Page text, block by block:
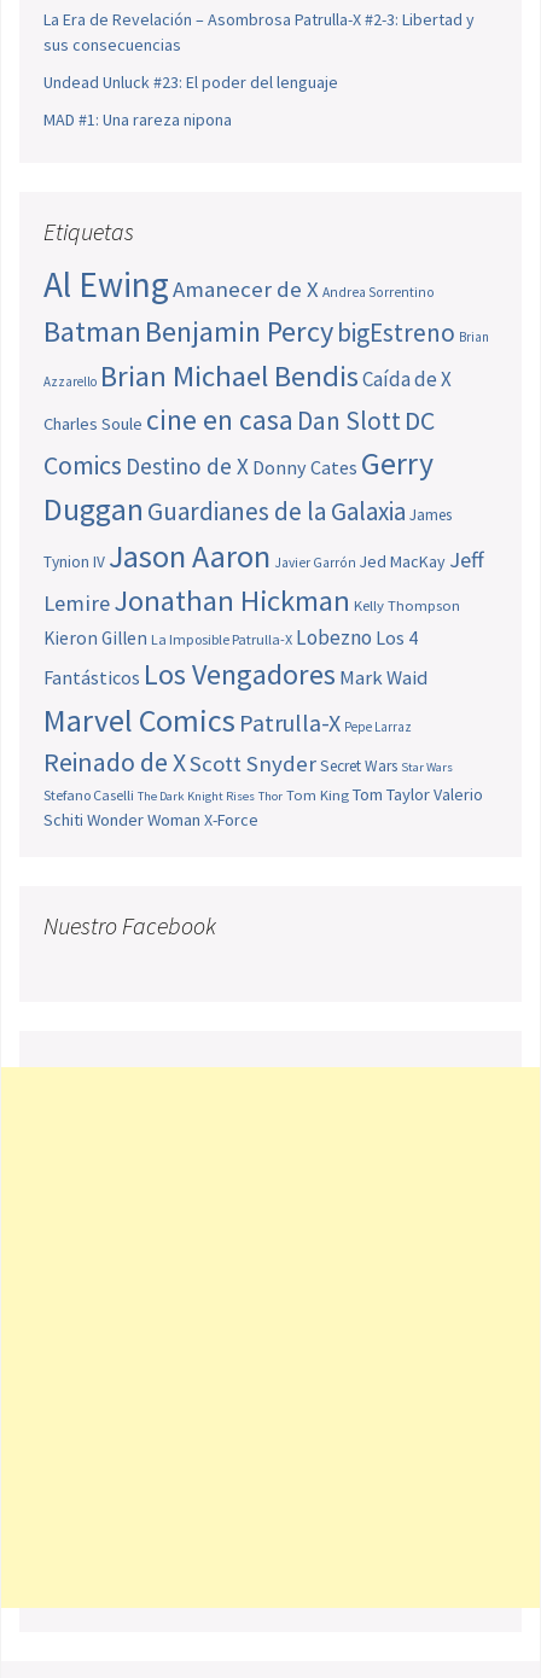
La Era de Revelación – Asombrosa Patrulla-X #2-3: Libertad y
sus consecuencias
Undead Unluck #23: El poder del lenguaje
MAD #1: Una rareza nipona
Etiquetas
Al EwingAmanecer de X Andrea Sorrentino
Batman Benjamin PercybigEstreno Brian
Azzarello Brian Michael BendisCaída de X
Charles Soule cine en casa Dan SlottDC
Comics Destino de X Donny Cates Gerry
Duggan Guardianes de la Galaxia James
Tynion IV Jason Aaron Javier Garrón Jed MacKay Jeff
LemireJonathan Hickman Kelly Thompson
Kieron Gillen La Imposible Patrulla-X Lobezno Los 4
Fantásticos Los Vengadores Mark Waid
Marvel Comics Patrulla-X Pepe Larraz
Reinado de XScott SnyderSecret Wars Star Wars
Stefano Caselli The Dark Knight Rises Thor Tom King Tom TaylorValerio
Schiti Wonder Woman X-Force
Nuestro Facebook